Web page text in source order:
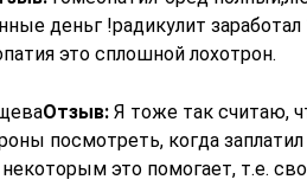
деньг !радикулит заработал
это сплошной лохотрон.
Отзыв: Я тоже так считаю,
посмотреть, когда
некоторым это помогает, т.е.